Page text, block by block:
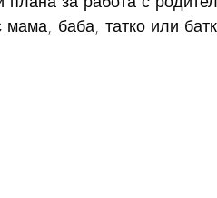
баба, татко или